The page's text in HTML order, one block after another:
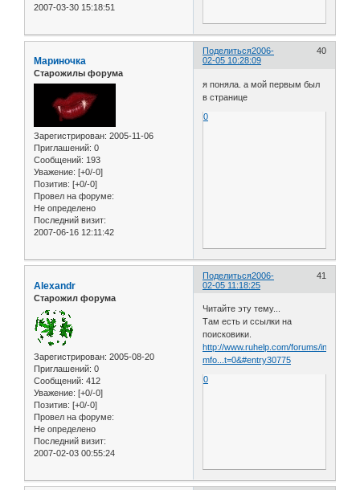
2007-03-30 15:18:51
Поделиться 40
2006-
02-05 10:28:09
Мариночка
Старожилы форума
Зарегистрирован: 2005-11-06
Приглашений: 0
Сообщений: 193
Уважение: [+0/-0]
Позитив: [+0/-0]
Провел на форуме:
Не определено
Последний визит:
2007-06-16 12:11:42
я поняла. а мой первым был
в странице
0
Поделиться 41
2006-
02-05 11:18:25
Alexandr
Старожил форума
Зарегистрирован: 2005-08-20
Приглашений: 0
Сообщений: 412
Уважение: [+0/-0]
Позитив: [+0/-0]
Провел на форуме:
Не определено
Последний визит:
2007-02-03 00:55:24
Читайте эту тему...
Там есть и ссылки на
поисковики.
http://www.ruhelp.com/forums/
mfo...t=0&#entry30775
0